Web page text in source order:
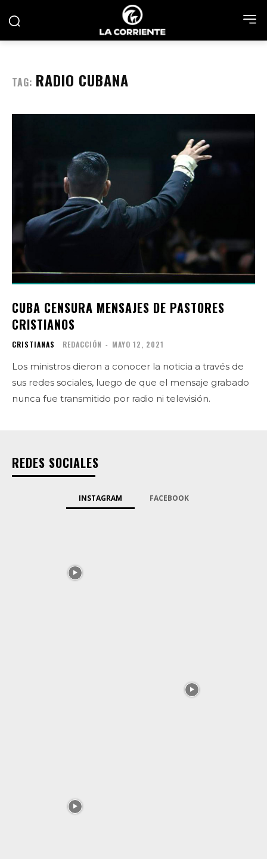
TAG: RADIO CUBANA
CUBA CENSURA MENSAJES DE PASTORES
CRISTIANOS
CRISTIANAS REDACCIÓN - MAYO 12, 2021
Los ministros dieron a conocer la noticia a través de
sus redes sociales, luego de que el mensaje grabado
nunca fue transmitido por radio ni televisión.
REDES SOCIALES
INSTAGRAM FACEBOOK